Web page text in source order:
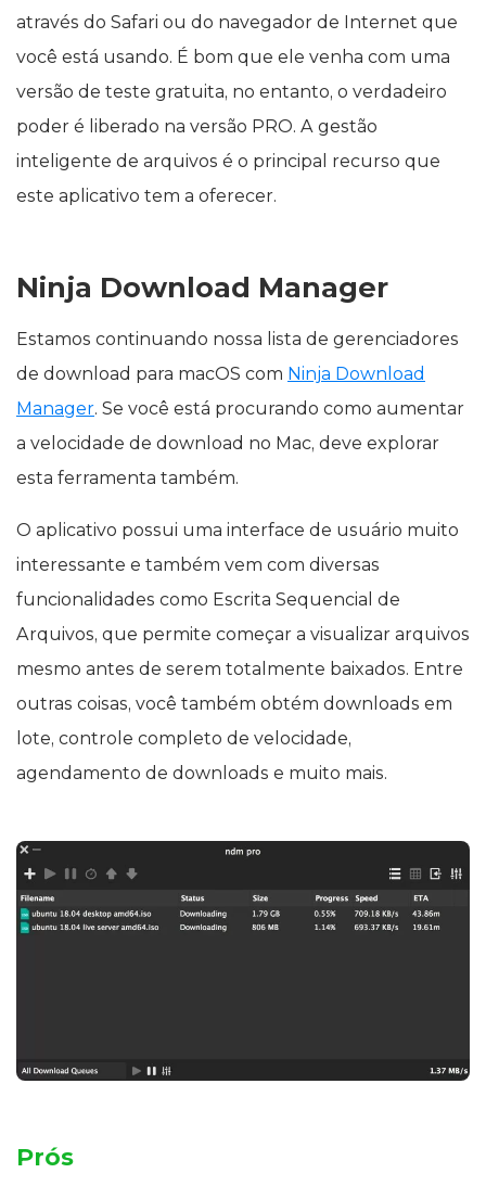
através do Safari ou do navegador de Internet que
você está usando. É bom que ele venha com uma
versão de teste gratuita, no entanto, o verdadeiro
poder é liberado na versão PRO. A gestão
inteligente de arquivos é o principal recurso que
este aplicativo tem a oferecer.
Ninja Download Manager
Estamos continuando nossa lista de gerenciadores
de download para macOS com Ninja Download
Manager. Se você está procurando como aumentar
a velocidade de download no Mac, deve explorar
esta ferramenta também.
O aplicativo possui uma interface de usuário muito
interessante e também vem com diversas
funcionalidades como Escrita Sequencial de
Arquivos, que permite começar a visualizar arquivos
mesmo antes de serem totalmente baixados. Entre
outras coisas, você também obtém downloads em
lote, controle completo de velocidade,
agendamento de downloads e muito mais.
Prós